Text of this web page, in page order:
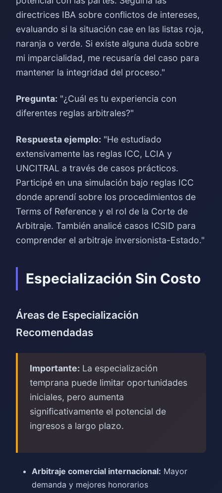
directrices IBA sobre conflictos de intereses,
evaluando si la situación cae en las listas roja,
naranja o verde. Si existe alguna duda sobre
mi imparcialidad, me recusaría del caso para
mantener la integridad del proceso."
Pregunta: "¿Cuál es tu experiencia con
diferentes reglas arbitrales?"
Respuesta ejemplo: "He estudiado
extensivamente las reglas ICC, LCIA y
UNCITRAL a través de casos prácticos.
Participé en una simulación bajo reglas ICC
donde aprendí sobre los procedimientos de
Terms of Reference y el rol de la Corte de
Arbitraje. También analicé casos ICSID para
comprender el arbitraje inversionista-Estado."
Especialización Sin Costo
Áreas de Especialización
Recomendadas
Importante: La especialización
temprana puede limitar oportunidades
iniciales, pero aumenta
significativamente el potencial de
ingresos a largo plazo.
Arbitraje comercial internacional: Mayor
demanda y mejores honorarios